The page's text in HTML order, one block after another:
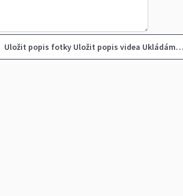
Uložit popis fotky Uložit popis videa